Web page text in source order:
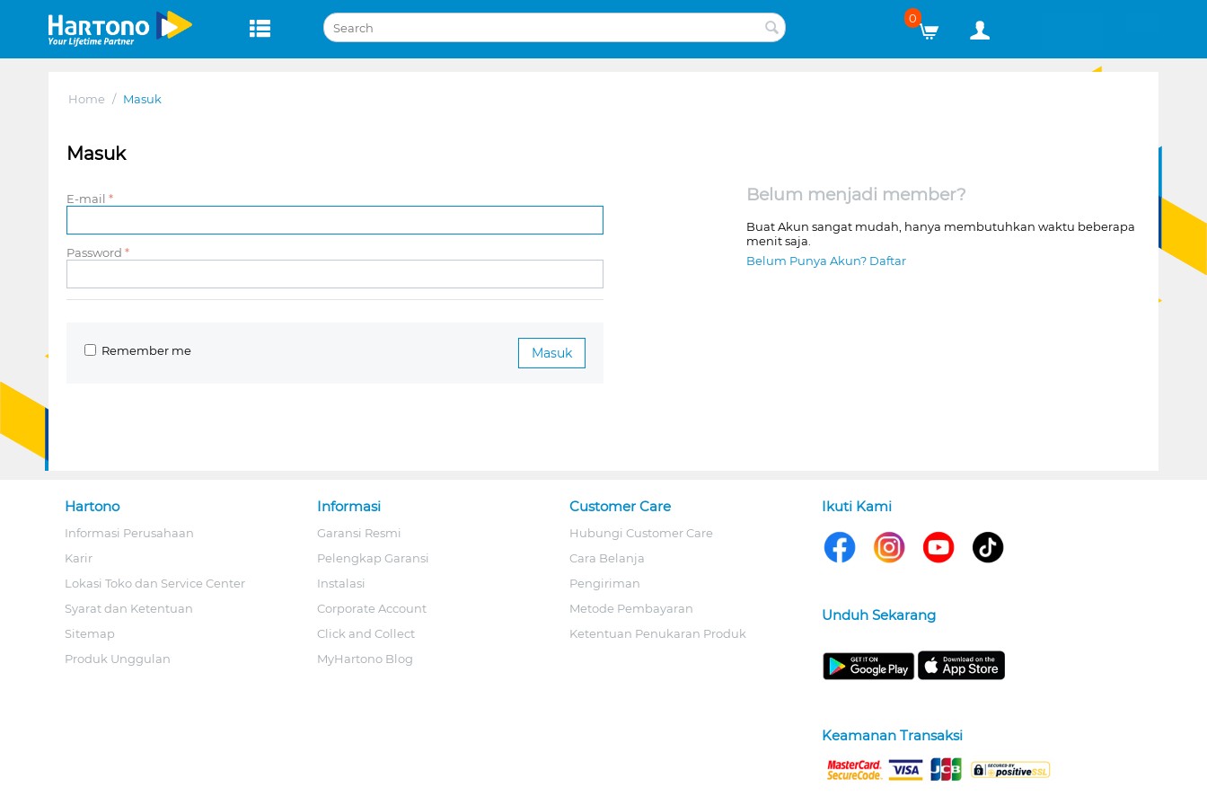
0
Home / Masuk
Masuk
E-mail
Password
Masuk
Remember me
Belum menjadi member?
Buat Akun sangat mudah, hanya membutuhkan waktu beberapa
menit saja.
Belum Punya Akun? Daftar
Hartono
Informasi Perusahaan
Karir
Lokasi Toko dan Service Center
Syarat dan Ketentuan
Sitemap
Produk Unggulan
Informasi
Garansi Resmi
Pelengkap Garansi
Instalasi
Corporate Account
Click and Collect
MyHartono Blog
Customer Care
Hubungi Customer Care
Cara Belanja
Pengiriman
Metode Pembayaran
Ketentuan Penukaran Produk
Ikuti Kami
Unduh Sekarang
Keamanan Transaksi